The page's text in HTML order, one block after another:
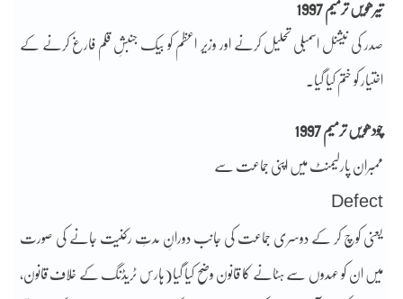
تیرھویں ترمیم 1997
صدر کی نیشنل اسمبلی تحلیل کرنے اور وزیر اعظم کو بیک جنبشِ قلم فارغ کرنے کے
اختیار کو ختم کیا گیا۔
چودھویں ترمیم 1997
ممبران پارلیمنٹ میں اپنی جماعت سے
Defect
یعنی کوچ کر کے دوسری جماعت کی جانب دورانِ مدتِ رکنیت جانے کی صورت
میں ان کو عہدوں سے ہٹانے کا قانون وضح کیا گیا(ہارس ٹریڈنگ کے خلاف قانون،